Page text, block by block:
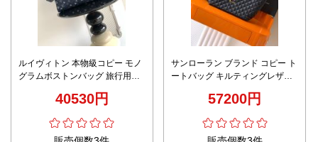
ルイヴィトン 本物級コピー モノ
グラムボストンバッグ 旅行用大
40530円
サンローラン ブランド コピー ト
ートバッグ キルティングレザー
57200円